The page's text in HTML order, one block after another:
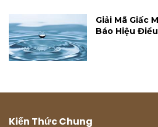
Giải Mã Giấc
Báo Hiệu
Kiến Thức Chung